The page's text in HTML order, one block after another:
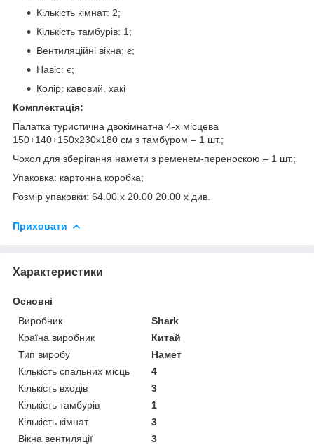
Кількість кімнат: 2;
Кількість тамбурів: 1;
Вентиляційні вікна: є;
Навіс: є;
Колір: кавовий. хакі
Комплектація:
Палатка туристична двокімнатна 4-х місцева
150+140+150х230х180 см з тамбуром – 1 шт.;
Чохол для зберігання намети з ременем-переноскою – 1 шт.;
Упаковка: картонна коробка;
Розмір упаковки: 64.00 х 20.00 20.00 х див.
Приховати
Характеристики
Основні
Виробник
Shark
Країна виробник
Китай
Тип виробу
Намет
Кількість спальних місць
4
Кількість входів
3
Кількість тамбурів
1
Кількість кімнат
3
Вікна вентиляції
3